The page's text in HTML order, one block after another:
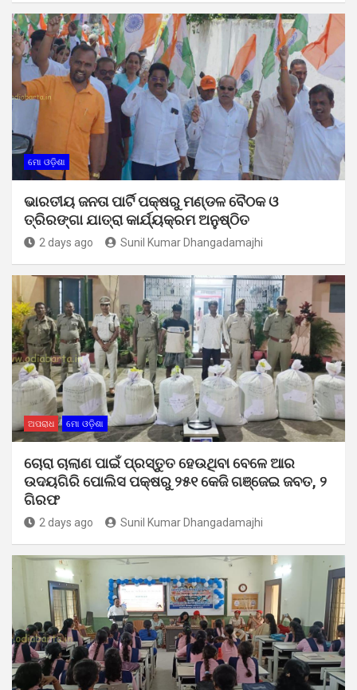
ମୋ ଓଡ଼ିଶା
ଭାରତୀୟ ଜନତା ପାର୍ଟି ପକ୍ଷରୁ ମଣ୍ଡଳ ବୈଠକ ଓ
ତ୍ରିରଙ୍ଗା ଯାତ୍ରା କାର୍ଯ୍ୟକ୍ରମ ଅନୁଷ୍ଠିତ
2 days ago Sunil Kumar Dhangadamajhi
ଅପରାଧ ମୋ ଓଡ଼ିଶା
ଚୋରା ଚାଲାଣ ପାଇଁ ପ୍ରସ୍ତୁତ ହେଉଥିବା ବେଳେ ଆର
ଉଦୟଗିରି ପୋଲିସ ପକ୍ଷରୁ ୨୫୧ କେଜି ଗଞ୍ଜେଇ ଜବତ, ୨
ଗିରଫ
2 days ago Sunil Kumar Dhangadamajhi